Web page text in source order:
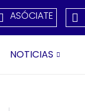
ASÓCIATE
NOTICIAS